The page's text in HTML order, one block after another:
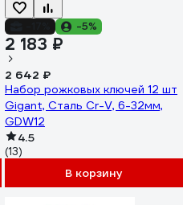
-5%
2 183 ₽
2 642 ₽
Набор рожковых ключей 12 шт
Gigant, Сталь Cr-V, 6-32мм,
GDW12
4.5
(13)
В корзину